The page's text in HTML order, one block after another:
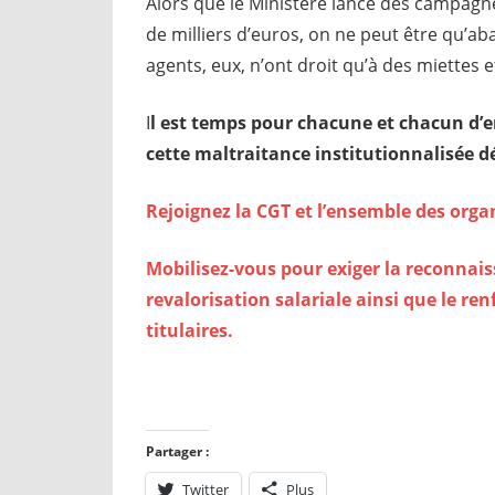
de milliers d’euros, on ne peut être
agents, eux, n’ont droit qu’à des
Il est temps pour chacune et chacun
cette maltraitance institutionnalisée
Rejoignez la CGT et l’ensemble des
Mobilisez-vous pour exiger la
revalorisation salariale ainsi que le
titulaires.
Partager :
Twitter Plus